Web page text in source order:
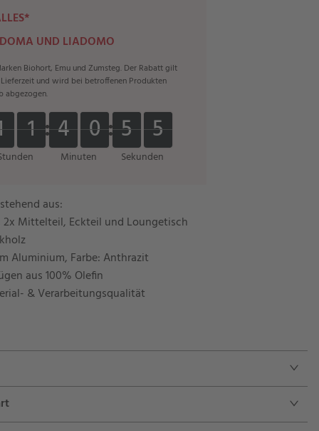
UND LIADOMO
Biohort, Emu und Zumsteg. Der Rabatt gilt
und wird bei betroffenen Produkten
abgezogen.
1
1
1
1
Minuten
4
4
4
4 0
0
0
0
Sekunden
5
5
5
5 3
4
4
3
aus:
Mittelteil, Eckteil und Loungetisch
Aluminium, Farbe: Anthrazit
aus 100% Olefin
& Verarbeitungsqualität